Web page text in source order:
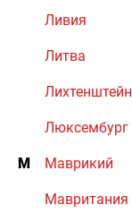
Ливия
Литва
Лихтенштейн
Люксембург
М Маврикий
Мавритания